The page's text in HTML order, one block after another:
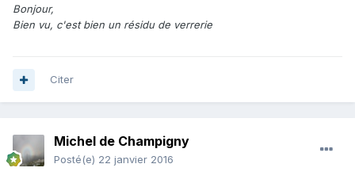
Bonjour,
Bien vu, c'est bien un résidu de verrerie
Citer
Michel de Champigny
Posté(e) 22 janvier 2016